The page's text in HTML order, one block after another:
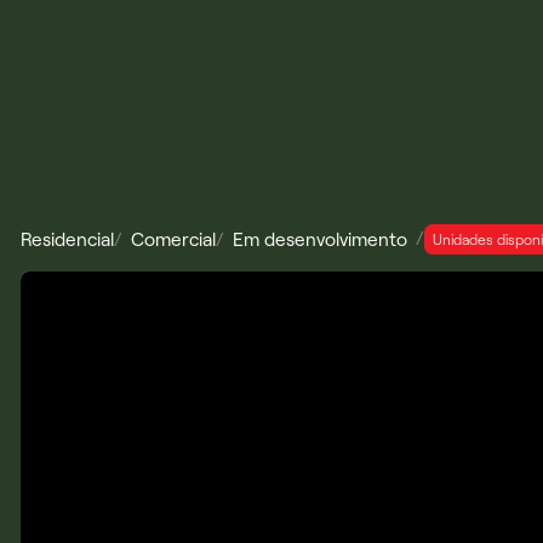
Residencial/ Comercial/ Em desenvolvimento / Unidades